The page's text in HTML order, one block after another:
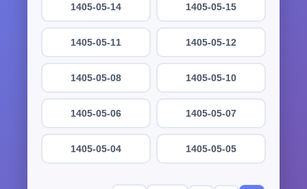
1405-05-15
1405-05-14
1405-05-12
1405-05-11
1405-05-10
1405-05-08
1405-05-07
1405-05-06
1405-05-05
1405-05-04